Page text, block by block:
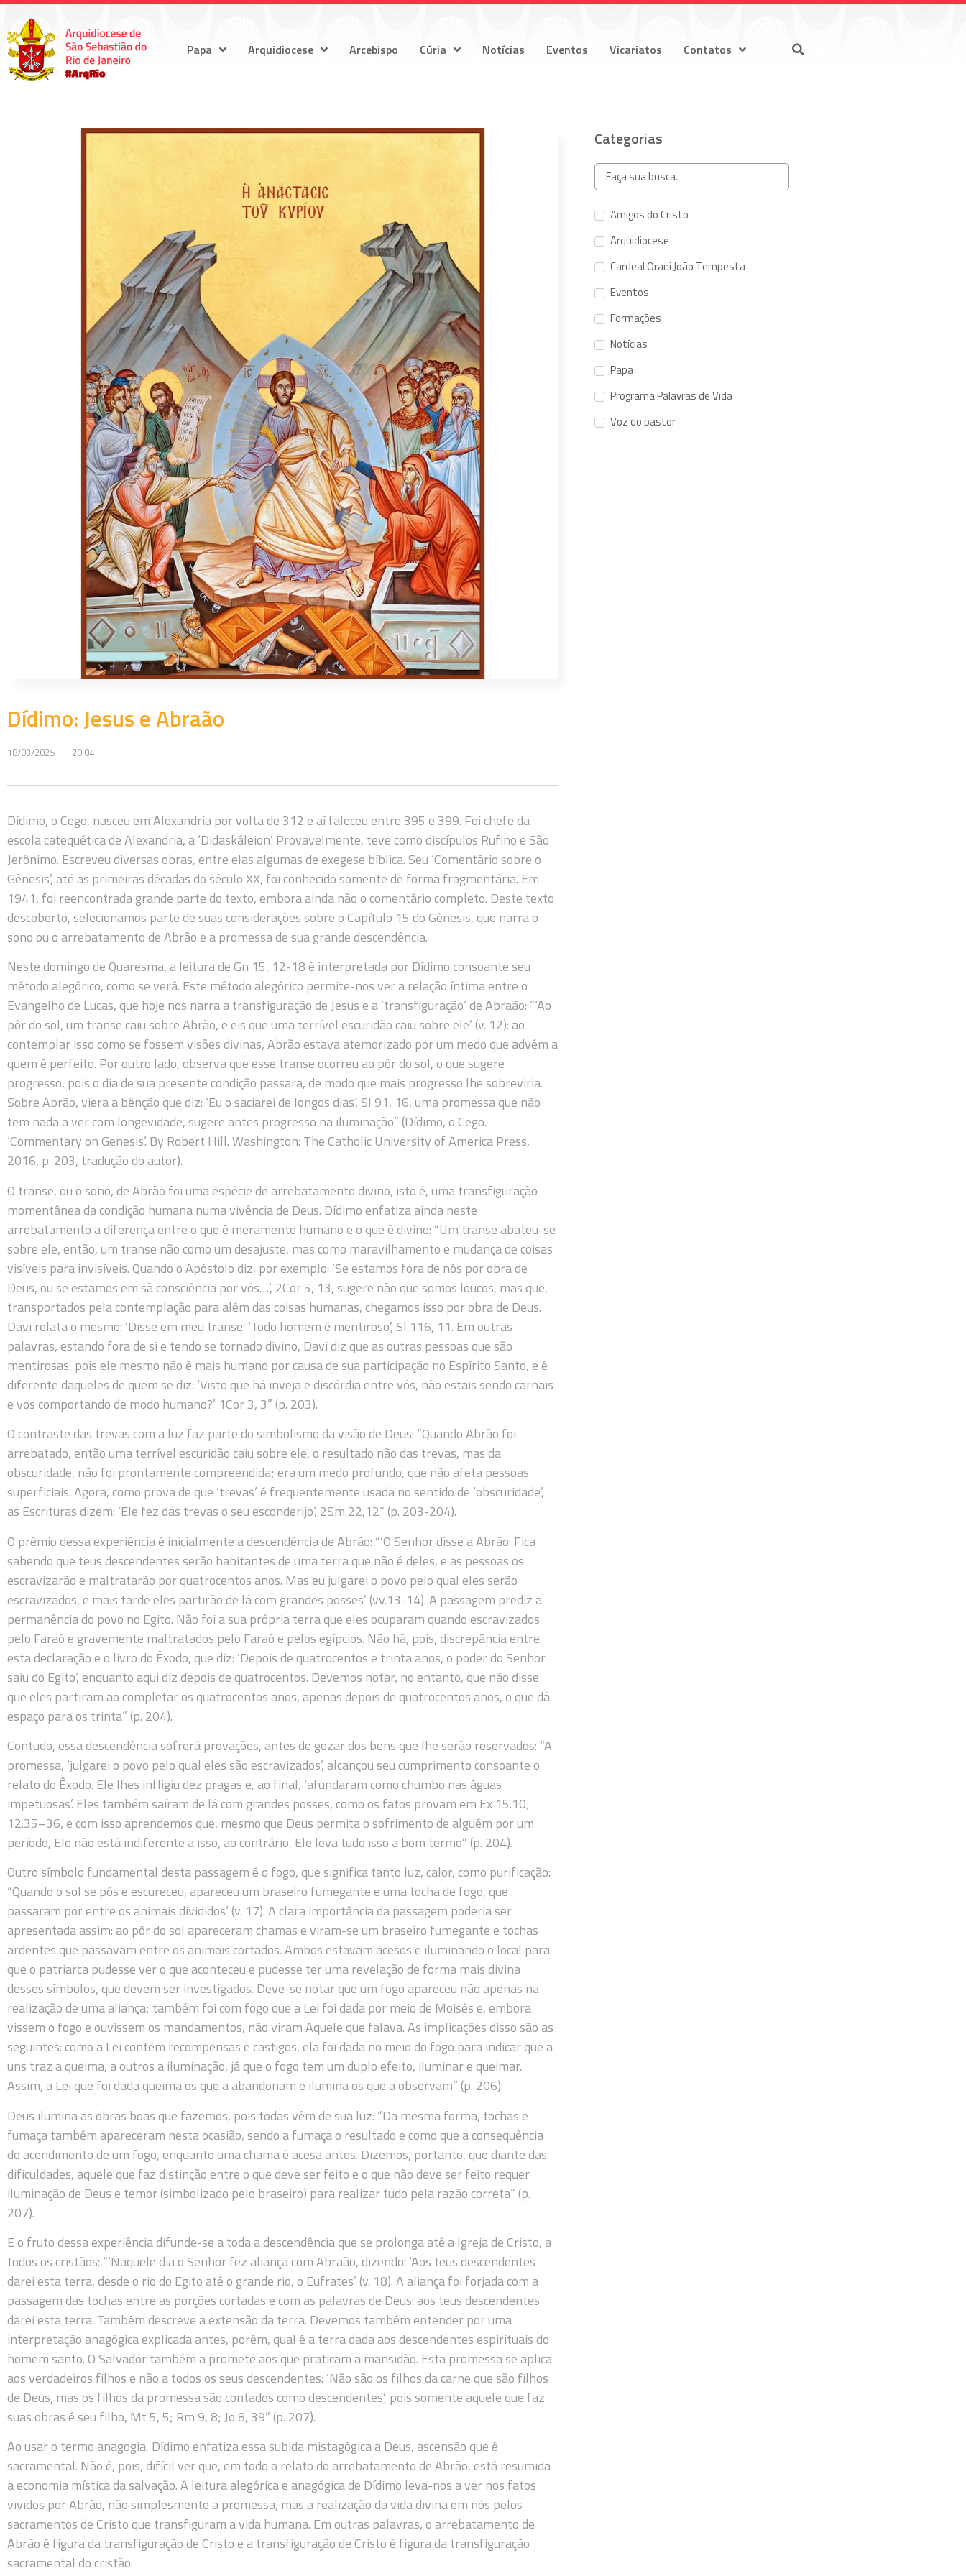
Papa Arquidiocese Arcebispo Cúria Notícias Eventos Vicariatos Contatos
Dídimo: Jesus e Abraão
18/03/2025 20:04
Dídimo, o Cego, nasceu em Alexandria por volta de 312 e aí faleceu entre 395 e 399. Foi chefe da
escola catequética de Alexandria, a ‘Didaskáleion’. Provavelmente, teve como discípulos Rufino e São
Jerônimo. Escreveu diversas obras, entre elas algumas de exegese bíblica. Seu ‘Comentário sobre o
Gênesis’, até as primeiras décadas do século XX, foi conhecido somente de forma fragmentária. Em
1941, foi reencontrada grande parte do texto, embora ainda não o comentário completo. Deste texto
descoberto, selecionamos parte de suas considerações sobre o Capítulo 15 do Gênesis, que narra o
sono ou o arrebatamento de Abrão e a promessa de sua grande descendência.
Neste domingo de Quaresma, a leitura de Gn 15, 12-18 é interpretada por Dídimo consoante seu
método alegórico, como se verá. Este método alegórico permite-nos ver a relação íntima entre o
Evangelho de Lucas, que hoje nos narra a transfiguração de Jesus e a ‘transfiguração’ de Abraão: “‘Ao
pôr do sol, um transe caiu sobre Abrão, e eis que uma terrível escuridão caiu sobre ele’ (v. 12): ao
contemplar isso como se fossem visões divinas, Abrão estava atemorizado por um medo que advém a
quem é perfeito. Por outro lado, observa que esse transe ocorreu ao pôr do sol, o que sugere
progresso, pois o dia de sua presente condição passara, de modo que mais progresso lhe sobreviria.
Sobre Abrão, viera a bênção que diz: ‘Eu o saciarei de longos dias’, Sl 91, 16, uma promessa que não
tem nada a ver com longevidade, sugere antes progresso na iluminação” (Dídimo, o Cego.
‘Commentary on Genesis’. By Robert Hill. Washington: The Catholic University of America Press,
2016, p. 203, tradução do autor).
O transe, ou o sono, de Abrão foi uma espécie de arrebatamento divino, isto é, uma transfiguração
momentânea da condição humana numa vivência de Deus. Dídimo enfatiza ainda neste
arrebatamento a diferença entre o que é meramente humano e o que é divino: “Um transe abateu-se
sobre ele, então, um transe não como um desajuste, mas como maravilhamento e mudança de coisas
visíveis para invisíveis. Quando o Apóstolo diz, por exemplo: ‘Se estamos fora de nós por obra de
Deus, ou se estamos em sã consciência por vós…’, 2Cor 5, 13, sugere não que somos loucos, mas que,
transportados pela contemplação para além das coisas humanas, chegamos isso por obra de Deus.
Davi relata o mesmo: ‘Disse em meu transe: ‘Todo homem é mentiroso’, Sl 116, 11. Em outras
palavras, estando fora de si e tendo se tornado divino, Davi diz que as outras pessoas que são
mentirosas, pois ele mesmo não é mais humano por causa de sua participação no Espírito Santo, e é
diferente daqueles de quem se diz: ‘Visto que há inveja e discórdia entre vós, não estais sendo carnais
e vos comportando de modo humano?’ 1Cor 3, 3” (p. 203).
O contraste das trevas com a luz faz parte do simbolismo da visão de Deus: “Quando Abrão foi
arrebatado, então uma terrível escuridão caiu sobre ele, o resultado não das trevas, mas da
obscuridade, não foi prontamente compreendida; era um medo profundo, que não afeta pessoas
superficiais. Agora, como prova de que ‘trevas’ é frequentemente usada no sentido de ‘obscuridade’,
as Escrituras dizem: ‘Ele fez das trevas o seu esconderijo’, 2Sm 22,12” (p. 203-204).
O prêmio dessa experiência é inicialmente a descendência de Abrão: “‘O Senhor disse a Abrão: Fica
sabendo que teus descendentes serão habitantes de uma terra que não é deles, e as pessoas os
escravizarão e maltratarão por quatrocentos anos. Mas eu julgarei o povo pelo qual eles serão
escravizados, e mais tarde eles partirão de lá com grandes posses’ (vv.13-14). A passagem prediz a
permanência do povo no Egito. Não foi a sua própria terra que eles ocuparam quando escravizados
pelo Faraó e gravemente maltratados pelo Faraó e pelos egípcios. Não há, pois, discrepância entre
esta declaração e o livro do Êxodo, que diz: ‘Depois de quatrocentos e trinta anos, o poder do Senhor
saiu do Egito’, enquanto aqui diz depois de quatrocentos. Devemos notar, no entanto, que não disse
que eles partiram ao completar os quatrocentos anos, apenas depois de quatrocentos anos, o que dá
espaço para os trinta” (p. 204).
Contudo, essa descendência sofrerá provações, antes de gozar dos bens que lhe serão reservados: “A
promessa, ‘julgarei o povo pelo qual eles são escravizados’, alcançou seu cumprimento consoante o
relato do Êxodo. Ele lhes infligiu dez pragas e, ao final, ‘afundaram como chumbo nas águas
impetuosas’. Eles também saíram de lá com grandes posses, como os fatos provam em Ex 15.10;
12.35–36, e com isso aprendemos que, mesmo que Deus permita o sofrimento de alguém por um
período, Ele não está indiferente a isso, ao contrário, Ele leva tudo isso a bom termo” (p. 204).
Outro símbolo fundamental desta passagem é o fogo, que significa tanto luz, calor, como purificação:
“Quando o sol se pôs e escureceu, apareceu um braseiro fumegante e uma tocha de fogo, que
passaram por entre os animais divididos’ (v. 17). A clara importância da passagem poderia ser
apresentada assim: ao pôr do sol apareceram chamas e viram-se um braseiro fumegante e tochas
ardentes que passavam entre os animais cortados. Ambos estavam acesos e iluminando o local para
que o patriarca pudesse ver o que aconteceu e pudesse ter uma revelação de forma mais divina
desses símbolos, que devem ser investigados. Deve-se notar que um fogo apareceu não apenas na
realização de uma aliança; também foi com fogo que a Lei foi dada por meio de Moisés e, embora
vissem o fogo e ouvissem os mandamentos, não viram Aquele que falava. As implicações disso são as
seguintes: como a Lei contém recompensas e castigos, ela foi dada no meio do fogo para indicar que a
uns traz a queima, a outros a iluminação, já que o fogo tem um duplo efeito, iluminar e queimar.
Assim, a Lei que foi dada queima os que a abandonam e ilumina os que a observam” (p. 206).
Deus ilumina as obras boas que fazemos, pois todas vêm de sua luz: “Da mesma forma, tochas e
fumaça também apareceram nesta ocasião, sendo a fumaça o resultado e como que a consequência
do acendimento de um fogo, enquanto uma chama é acesa antes. Dizemos, portanto, que diante das
dificuldades, aquele que faz distinção entre o que deve ser feito e o que não deve ser feito requer
iluminação de Deus e temor (simbolizado pelo braseiro) para realizar tudo pela razão correta” (p.
207).
E o fruto dessa experiência difunde-se a toda a descendência que se prolonga até a Igreja de Cristo, a
todos os cristãos: “‘Naquele dia o Senhor fez aliança com Abraão, dizendo: ‘Aos teus descendentes
darei esta terra, desde o rio do Egito até o grande rio, o Eufrates’ (v. 18). A aliança foi forjada com a
passagem das tochas entre as porções cortadas e com as palavras de Deus: aos teus descendentes
darei esta terra. Também descreve a extensão da terra. Devemos também entender por uma
interpretação anagógica explicada antes, porém, qual é a terra dada aos descendentes espirituais do
homem santo. O Salvador também a promete aos que praticam a mansidão. Esta promessa se aplica
aos verdadeiros filhos e não a todos os seus descendentes: ‘Não são os filhos da carne que são filhos
de Deus, mas os filhos da promessa são contados como descendentes’, pois somente aquele que faz
suas obras é seu filho, Mt 5, 5; Rm 9, 8; Jo 8, 39” (p. 207).
Ao usar o termo anagogia, Dídimo enfatiza essa subida mistagógica a Deus, ascensão que é
sacramental. Não é, pois, difícil ver que, em todo o relato do arrebatamento de Abrão, está resumida
a economia mística da salvação. A leitura alegórica e anagógica de Dídimo leva-nos a ver nos fatos
vividos por Abrão, não simplesmente a promessa, mas a realização da vida divina em nós pelos
sacramentos de Cristo que transfiguram a vida humana. Em outras palavras, o arrebatamento de
Abrão é figura da transfiguração de Cristo e a transfiguração de Cristo é figura da transfiguração
sacramental do cristão.
Categorias
Amigos do Cristo
Arquidiocese
Cardeal Orani João Tempesta
Eventos
Formações
Notícias
Papa
Programa Palavras de Vida
Voz do pastor